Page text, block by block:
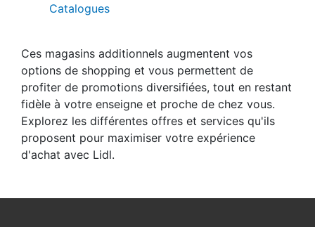
Catalogues
Ces magasins additionnels augmentent vos
options de shopping et vous permettent de
profiter de promotions diversifiées, tout en restant
fidèle à votre enseigne et proche de chez vous.
Explorez les différentes offres et services qu'ils
proposent pour maximiser votre expérience
d'achat avec Lidl.